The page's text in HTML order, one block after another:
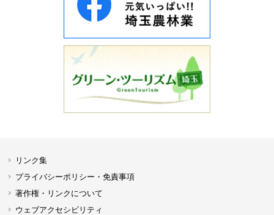
リンク集
プライバシーポリシー・免責事項
著作権・リンクについて
ウェブアクセシビリティ